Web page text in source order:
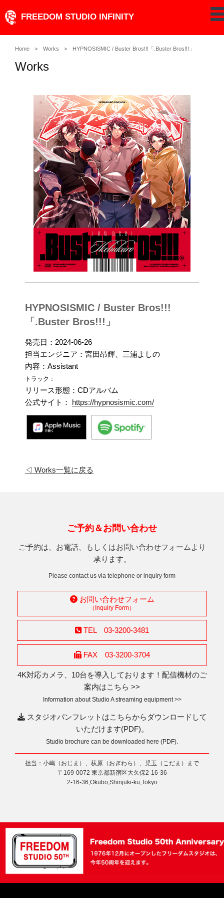
to
FREEDOM STUDIO INFINITY
Home Works HYPNOSISMIC / Buster Bros!!!「.Buster Bros!!!」
Works
HYPNOSISMIC / Buster Bros!!!
「.Buster Bros!!!」
発売日：2024-06-26
担当エンジニア：宮田昂輝、三浦よしの
内容：Assistant
トラック：
リリース形態：CDアルバム
公式サイト： https://hypnosismic.com/
◁ Works一覧に戻る
ご予約＆お問い合わせ
ご予約は、お電話、もしくはお問い合わせフォームより
承ります。
Please contact us via telephone or inquiry form
お問い合わせフォーム
（Inquiry Form）
TEL 03-3200-3481
FAX 03-3200-3704
4K対応カメラ、10台を導入しております！配信機材のご
案内はこちら >>
Information about Studio A streaming equipment >>
スタジオパンフレットはこちらからダウンロードして
いただけます(PDF)。
Studio brochure can be downloaded here (PDF).
担当：小嶋（おじま）、荻原（おぎわら）、児玉（こだま）まで
〒169-0072 東京都新宿区大久保2-16-36
2-16-36,Okubo,Shinjuki-ku,Tokyo